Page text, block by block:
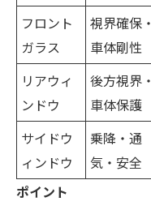
フロント
ガラス
視界確保・
車体剛性
リアウィ
ンドウ
後方視界・
車体保護
サイドウ
ィンドウ
乗降・通
気・安全
ポイント